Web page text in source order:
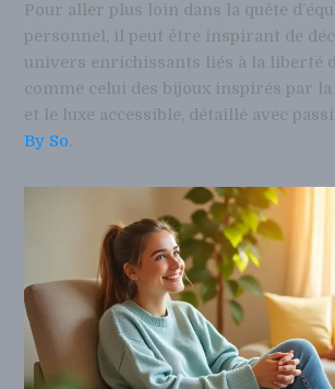
Pour aller plus loin dans la quête
personnel, il peut être inspirant de
univers enrichissants liés à la liberté
comme celui des bijoux inspirés par
et le luxe accessible, détaillé avec
By So.